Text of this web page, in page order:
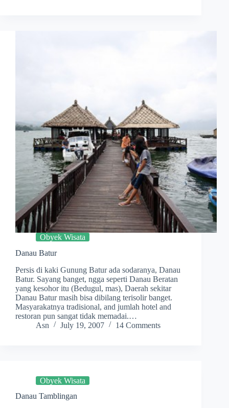
Obyek Wisata
Danau Batur
Persis di kaki Gunung Batur ada sodaranya, Danau
Batur. Sayang banget, ngga seperti Danau Beratan
yang kesohor itu (Bedugul, mas), Daerah sekitar
Danau Batur masih bisa dibilang terisolir banget.
Masyarakatnya tradisional, and jumlah hotel and
restoran pun sangat tidak memadai.…
Asn
July 19, 2007 14 Comments
Obyek Wisata
Danau Tamblingan